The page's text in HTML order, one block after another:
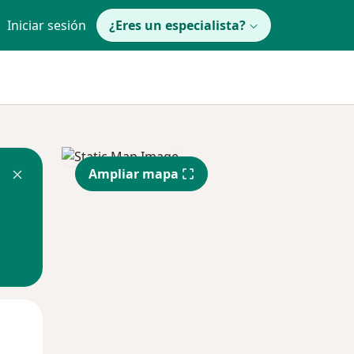
Iniciar sesión ¿Eres un especialista?
Ampliar mapa